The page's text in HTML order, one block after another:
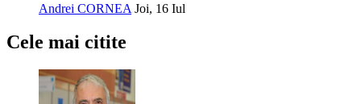
Andrei CORNEA Joi, 16 Iul
Cele mai citite